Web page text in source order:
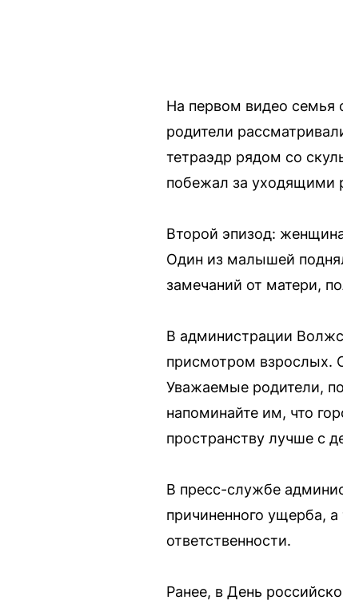
На первом видео семья
родители
тетраэдр рядом со
побежал за уходящими
Второй эпизод:
Один из малышей
замечаний от матери,
В администрации
присмотром взрослых.
Уважаемые родители,
напоминайте им, что
пространству лучше с
В пресс-службе
причиненного ущерба,
ответственности.
Ранее, в День